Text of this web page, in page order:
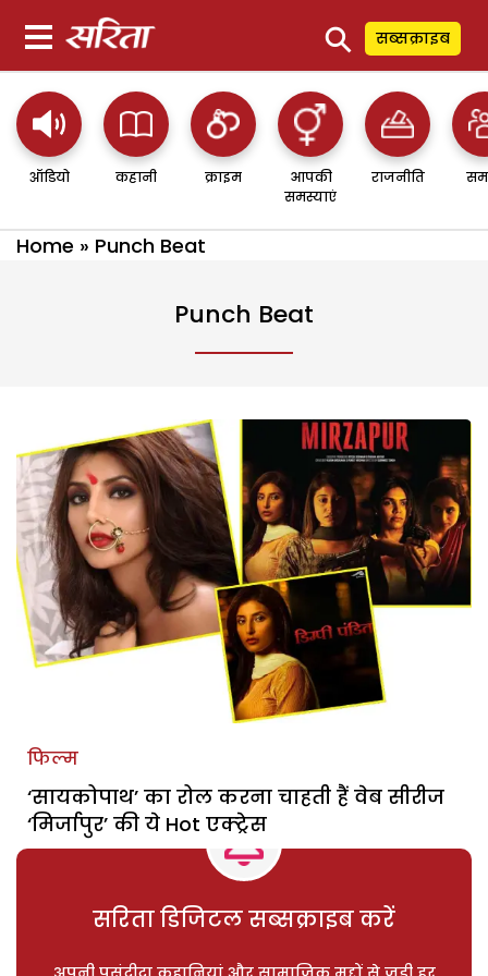
⚲ सब्सक्राइब
ऑडियो कहानी क्राइम
आपकी
समस्याएं
राजनीति
Home » Punch Beat
Punch Beat
फिल्म
‘सायकोपाथ’ का रोल करना चाहती हैं वेब सीरीज
‘मिर्जापुर’ की ये Hot एक्ट्रेस
सरिता डिजिटल सब्सक्राइब करें